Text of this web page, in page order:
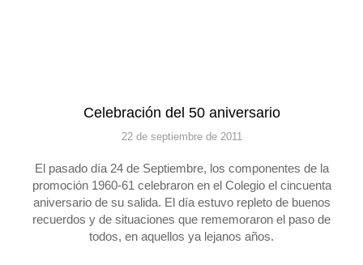
Celebración del 50 aniversario
22 de septiembre de 2011
El pasado día 24 de Septiembre, los componentes de la
promoción 1960-61 celebraron en el Colegio el cincuenta
aniversario de su salida. El día estuvo repleto de buenos
recuerdos y de situaciones que rememoraron el paso de
todos, en aquellos ya lejanos años.